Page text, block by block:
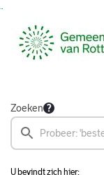
Zoeken
U bevindt zich hier: